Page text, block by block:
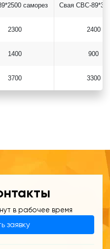
саморез
2300
1400
3700
2400
900
3300
в рабочее время
заявку